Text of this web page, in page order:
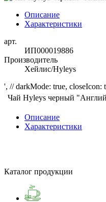
Описание
Характеристики
арт.
ИП000019886
Производитель
Хейлис/Hyleys
', // darkMode: true,
Чай Hyleys черный
Описание
Характеристики
Каталог продукции